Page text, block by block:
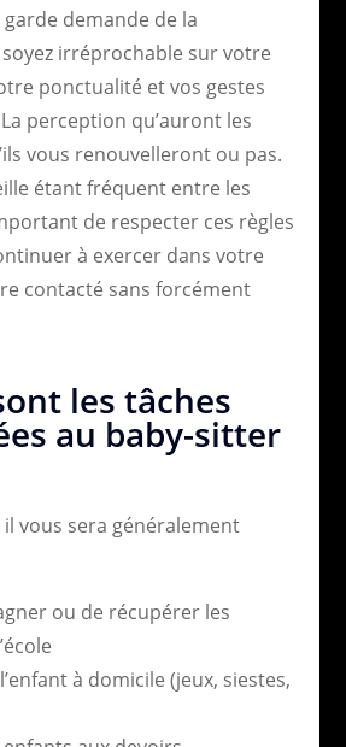
demande de la
irréprochable sur votre
ponctualité et vos gestes
perception qu’auront les
vous renouvelleront ou pas.
étant fréquent entre les
de respecter ces règles
à exercer dans votre
contacté sans forcément
les tâches
au baby-sitter
il vous sera généralement
ou de récupérer les
à domicile (jeux, siestes,